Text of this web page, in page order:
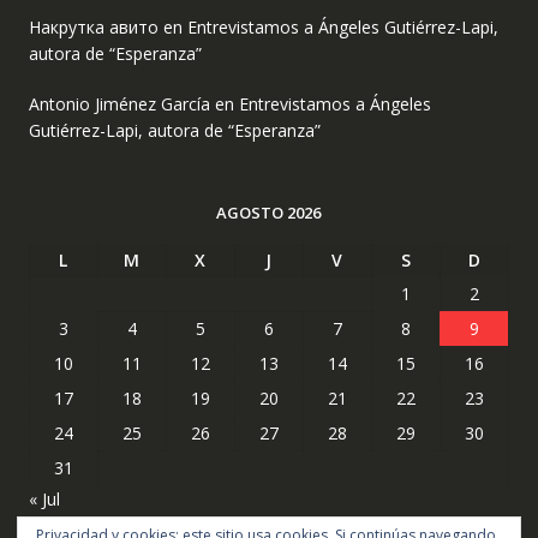
Накрутка авито en Entrevistamos a Ángeles Gutiérrez-Lapi,
autora de “Esperanza”
Antonio Jiménez García en Entrevistamos a Ángeles
Gutiérrez-Lapi, autora de “Esperanza”
AGOSTO 2026
L M X J V S
D
1
2
3
4 5 6 7 8
9
10
11 12 13 14 15
16
17
18 19 20 21 22
23
24
25 26 27 28 29
30
31
« Jul